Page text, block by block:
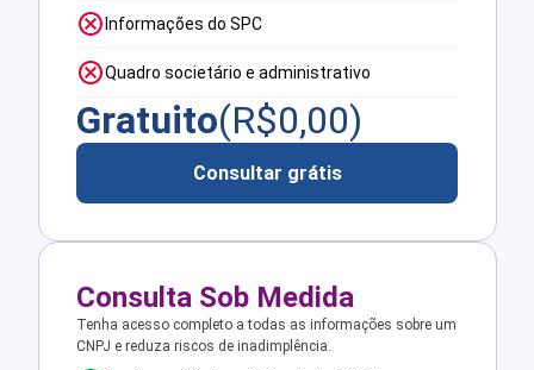
Informações do SPC
Quadro societário e administrativo
Gratuito(R$0,00)
Consultar grátis
Consulta Sob Medida
Tenha acesso completo a todas as informações sobre um
CNPJ e reduza riscos de inadimplência.